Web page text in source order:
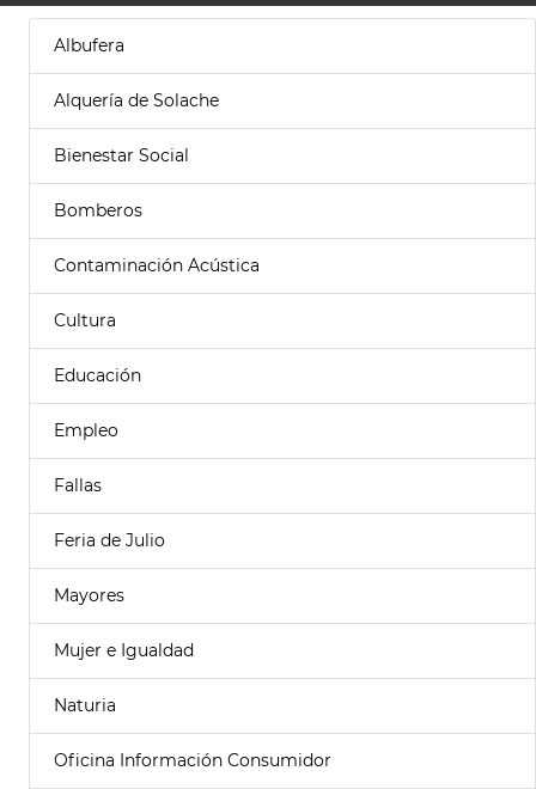
Albufera
Alquería de Solache
Bienestar Social
Bomberos
Contaminación Acústica
Cultura
Educación
Empleo
Fallas
Feria de Julio
Mayores
Mujer e Igualdad
Naturia
Oficina Información Consumidor